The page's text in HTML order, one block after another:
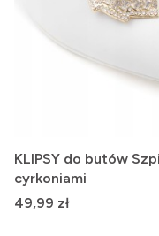
KLIPSY do butów
cyrkoniami
Cena
49,99 zł